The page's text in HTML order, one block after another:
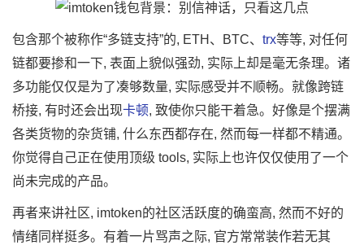
包含那个被称作“多链支持”的, ETH、BTC、 trx等等, 对任何
链都要掺和一下, 表面上貌似强劲, 实际上却是毫无条理。诸
多功能仅仅是为了凑够数量, 实际感受并不顺畅。就像跨链
桥接, 有时还会出现卡顿, 致使你只能干着急。好像是个摆满
各类货物的杂货铺, 什么东西都存在, 然而每一样都不精通。
你觉得自己正在使用顶级 tools, 实际上也许仅仅使用了一个
尚未完成的产品。
再者来讲社区, imtoken的社区活跃度的确蛮高, 然而不好的
情绪同样挺多。有着一片骂声之际, 官方常常装作若无其